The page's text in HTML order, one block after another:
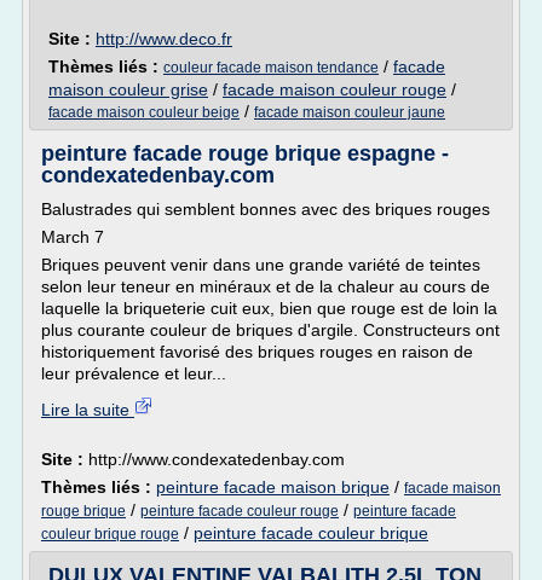
Site : http://www.deco.fr
Thèmes liés : couleur facade maison tendance / facade
maison couleur grise / facade maison couleur rouge /
facade maison couleur beige / facade maison couleur jaune
peinture facade rouge brique espagne -
condexatedenbay.com
Balustrades qui semblent bonnes avec des briques rouges
March 7
Briques peuvent venir dans une grande variété de teintes
selon leur teneur en minéraux et de la chaleur au cours de
laquelle la briqueterie cuit eux, bien que rouge est de loin la
plus courante couleur de briques d'argile. Constructeurs ont
historiquement favorisé des briques rouges en raison de
leur prévalence et leur...
Lire la suite
Site : http://www.condexatedenbay.com
Thèmes liés : peinture facade maison brique / facade maison
rouge brique / peinture facade couleur rouge / peinture facade
couleur brique rouge / peinture facade couleur brique
DULUX VALENTINE VALBALITH 2.5L TON